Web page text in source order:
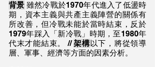
背景 雖然冷戰於1970年代進入了低盪時
期，資本主義與共產主義陣營的關係有
所改善，但冷戰未能於當時結束，反於
1979年踩入「新冷戰」時期，至1980年
代末才能結束。 // 架構以下，將從領導
層、軍事、經濟等方面的因素分析。